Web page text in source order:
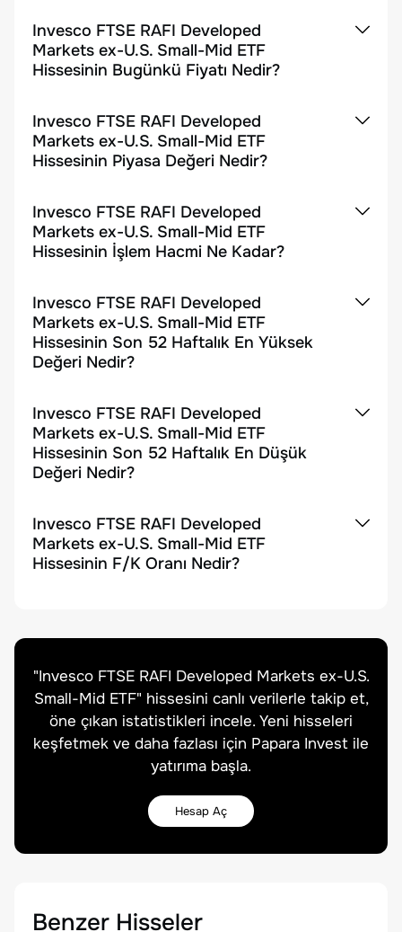
Invesco FTSE RAFI Developed
Markets ex-U.S. Small-Mid ETF
Hissesinin Bugünkü Fiyatı Nedir?
Invesco FTSE RAFI Developed
Markets ex-U.S. Small-Mid ETF
Hissesinin Piyasa Değeri Nedir?
Invesco FTSE RAFI Developed
Markets ex-U.S. Small-Mid ETF
Hissesinin İşlem Hacmi Ne Kadar?
Invesco FTSE RAFI Developed
Markets ex-U.S. Small-Mid ETF
Hissesinin Son 52 Haftalık En Yüksek
Değeri Nedir?
Invesco FTSE RAFI Developed
Markets ex-U.S. Small-Mid ETF
Hissesinin Son 52 Haftalık En Düşük
Değeri Nedir?
Invesco FTSE RAFI Developed
Markets ex-U.S. Small-Mid ETF
Hissesinin F/K Oranı Nedir?
"Invesco FTSE RAFI Developed Markets ex-U.S.
Small-Mid ETF" hissesini canlı verilerle takip et,
öne çıkan istatistikleri incele. Yeni hisseleri
keşfetmek ve daha fazlası için Papara Invest ile
yatırıma başla.
Hesap Aç
Benzer Hisseler